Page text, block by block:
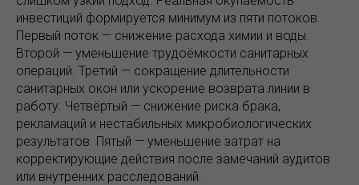
инвестиций формируется минимум из пяти потоков.
Первый поток — снижение расхода химии и воды.
Второй — уменьшение трудоёмкости санитарных
операций. Третий — сокращение длительности
санитарных окон или ускорение возврата линии в
работу. Четвёртый — снижение риска брака,
рекламаций и нестабильных микробиологических
результатов. Пятый — уменьшение затрат на
корректирующие действия после замечаний аудитов
или внутренних расследований.